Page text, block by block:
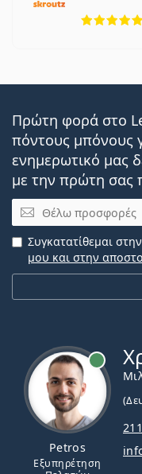
Πρώτη φορά στο
πόντους μπόνους
ενημερωτικό μας
με την πρώτη σας
Email
Συγκατατίθεμαι στην
μου και στην
Petros
Εξυπηρέτηση